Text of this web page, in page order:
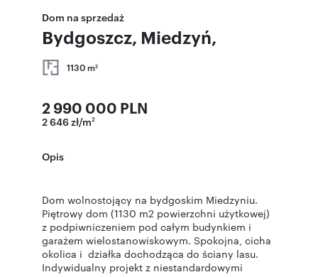
Dom na sprzedaż
Bydgoszcz, Miedzyń,
1130 m2
2 990 000 PLN
2 646 zł/m2
Opis
Dom wolnostojący na bydgoskim Miedzyniu.
Piętrowy dom (1130 m2 powierzchni użytkowej)
z podpiwniczeniem pod całym budynkiem i
garażem wielostanowiskowym. Spokojna, cicha
okolica i działka dochodząca do ściany lasu.
Indywidualny projekt z niestandardowymi